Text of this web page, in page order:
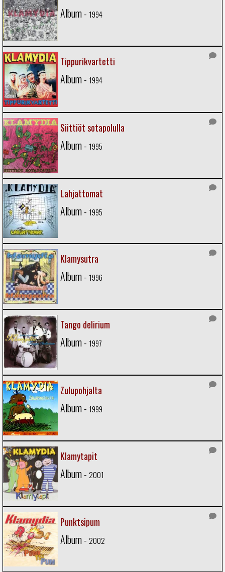
Album - 1994
Tippurikvartetti
Album - 1994
Siittiöt sotapolulla
Album - 1995
Lahjattomat
Album - 1995
Klamysutra
Album - 1996
Tango delirium
Album - 1997
Zulupohjalta
Album - 1999
Klamytapit
Album - 2001
Punktsipum
Album - 2002